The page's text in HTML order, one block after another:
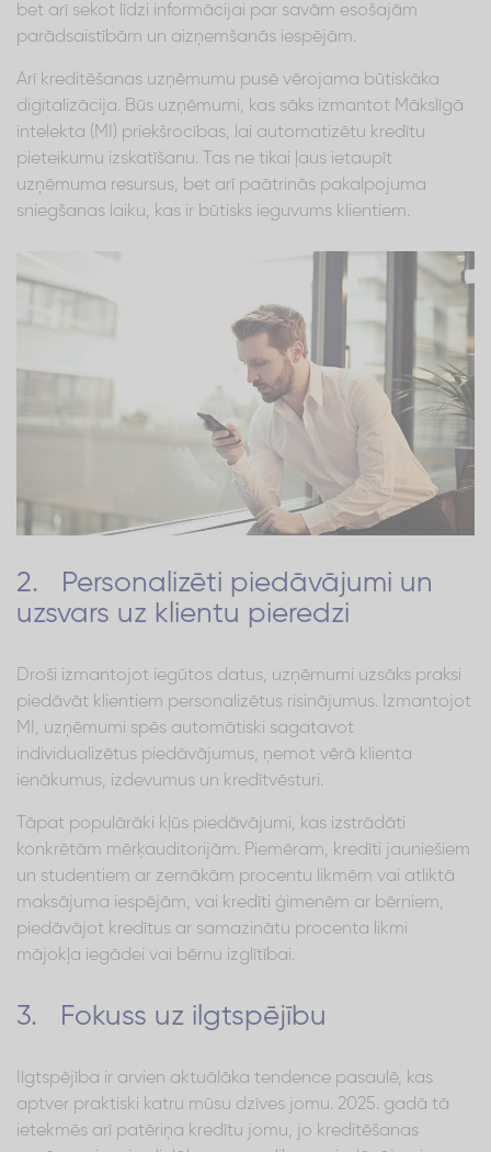
bet arī sekot līdzi informācijai par savām esošajām
parādsaistībām un aizņemšanās iespējām.
Arī kreditēšanas uzņēmumu pusē vērojama būtiskāka
digitalizācija. Būs uzņēmumi, kas sāks izmantot Mākslīgā
intelekta (MI) priekšrocības, lai automatizētu kredītu
pieteikumu izskatīšanu. Tas ne tikai ļaus ietaupīt
uzņēmuma resursus, bet arī paātrinās pakalpojuma
sniegšanas laiku, kas ir būtisks ieguvums klientiem.
2. Personalizēti piedāvājumi un
uzsvars uz klientu pieredzi
Droši izmantojot iegūtos datus, uzņēmumi uzsāks praksi
piedāvāt klientiem personalizētus risinājumus. Izmantojot
MI, uzņēmumi spēs automātiski sagatavot
individualizētus piedāvājumus, ņemot vērā klienta
ienākumus, izdevumus un kredītvēsturi.
Tāpat populārāki kļūs piedāvājumi, kas izstrādāti
konkrētām mērķauditorijām. Piemēram, kredīti jauniešiem
un studentiem ar zemākām procentu likmēm vai atliktā
maksājuma iespējām, vai kredīti ģimenēm ar bērniem,
piedāvājot kredītus ar samazinātu procenta likmi
mājokļa iegādei vai bērnu izglītībai.
3. Fokuss uz ilgtspējību
Ilgtspējība ir arvien aktuālāka tendence pasaulē, kas
aptver praktiski katru mūsu dzīves jomu. 2025. gadā tā
ietekmēs arī patēriņa kredītu jomu, jo kreditēšanas